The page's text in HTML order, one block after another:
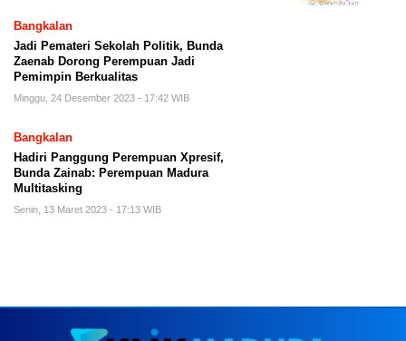
Bangkalan
Jadi Pemateri Sekolah Politik, Bunda
Zaenab Dorong Perempuan Jadi
Pemimpin Berkualitas
Minggu, 24 Desember 2023 - 17:42 WIB
Bangkalan
Hadiri Panggung Perempuan Xpresif,
Bunda Zainab: Perempuan Madura
Multitasking
Senin, 13 Maret 2023 - 17:13 WIB